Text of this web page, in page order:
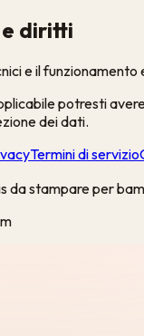
diritti
e il
potresti
dei dati.
Termini di servizio
da stampare per